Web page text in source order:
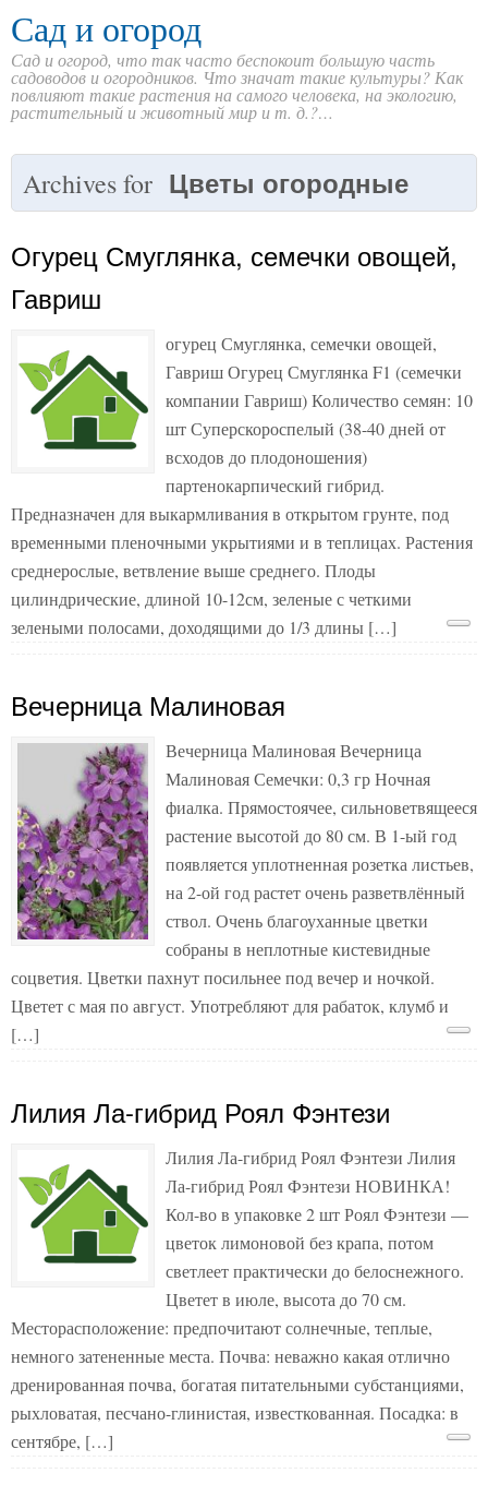
Сад и огород
Сад и огород, что так часто беспокоит большую часть
садоводов и огородников. Что значат такие культуры? Как
повлияют такие растения на самого человека, на экологию,
растительный и животный мир и т. д.?…
Archives for Цветы огородные
Огурец Смуглянка, семечки овощей,
Гавриш
огурец Смуглянка, семечки овощей,
Гавриш Огурец Смуглянка F1 (семечки
компании Гавриш) Количество семян: 10
шт Суперскороспелый (38-40 дней от
всходов до плодоношения)
партенокарпический гибрид.
Предназначен для выкармливания в открытом грунте, под
временными пленочными укрытиями и в теплицах. Растения
среднерослые, ветвление выше среднего. Плоды
цилиндрические, длиной 10-12см, зеленые с четкими
зелеными полосами, доходящими до 1/3 длины […]
Вечерница Малиновая
Вечерница Малиновая Вечерница
Малиновая Семечки: 0,3 гр Ночная
фиалка. Прямостоячее, сильноветвящееся
растение высотой до 80 см. В 1-ый год
появляется уплотненная розетка листьев,
на 2-ой год растет очень разветвлённый
ствол. Очень благоуханные цветки
собраны в неплотные кистевидные
соцветия. Цветки пахнут посильнее под вечер и ночкой.
Цветет с мая по август. Употребляют для рабаток, клумб и
[…]
Лилия Ла-гибрид Роял Фэнтези
Лилия Ла-гибрид Роял Фэнтези Лилия
Ла-гибрид Роял Фэнтези НОВИНКА!
Кол-во в упаковке 2 шт Роял Фэнтези —
цветок лимоновой без крапа, потом
светлеет практически до белоснежного.
Цветет в июле, высота до 70 см.
Месторасположение: предпочитают солнечные, теплые,
немного затененные места. Почва: неважно какая отлично
дренированная почва, богатая питательными субстанциями,
рыхловатая, песчано-глинистая, известкованная. Посадка: в
сентябре, […]